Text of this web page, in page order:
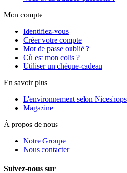
Mon compte
Identifiez-vous
Créer votre compte
Mot de passe oublié ?
Où est mon colis ?
Utiliser un chèque-cadeau
En savoir plus
L'environnement selon Niceshops
Magazine
À propos de nous
Notre Groupe
Nous contacter
Suivez-nous sur